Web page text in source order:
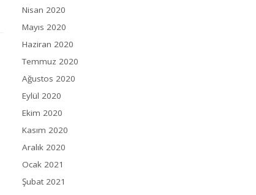
Nisan 2020
Mayıs 2020
Haziran 2020
Temmuz 2020
Ağustos 2020
Eylül 2020
Ekim 2020
Kasım 2020
Aralık 2020
Ocak 2021
Şubat 2021